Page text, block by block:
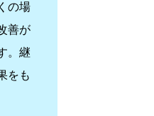
の場
善が
。継
をも